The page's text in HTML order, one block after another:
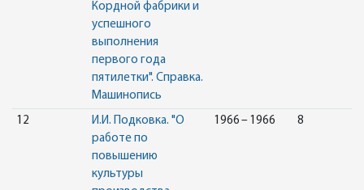
Кордной фабрики и
успешного
выполнения
первого года
пятилетки". Справка.
Машинопись
12
И.И. Подковка. "О
работе по
повышению
культуры
1966 – 1966 8